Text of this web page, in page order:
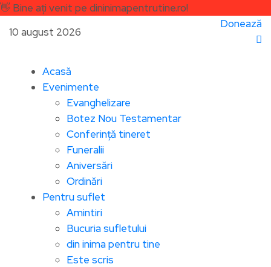
👋 Bine ați venit pe dininimapentrutine.ro!
10 august 2026
Donează
Acasă
Evenimente
Evanghelizare
Botez Nou Testamentar
Conferință tineret
Funeralii
Aniversări
Ordinări
Pentru suflet
Amintiri
Bucuria sufletului
din inima pentru tine
Este scris